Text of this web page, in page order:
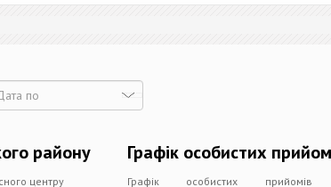
району
центру
Графік особистих
Графік особистих